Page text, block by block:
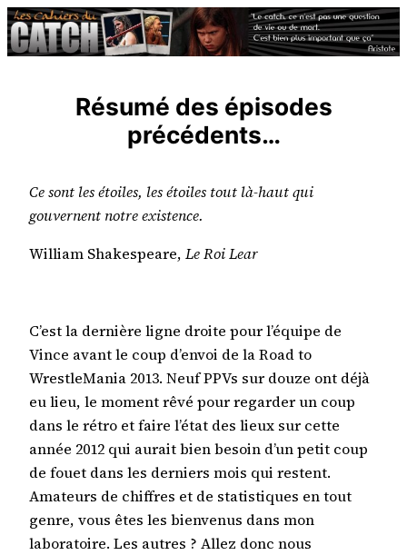
Aller
au
Résumé des épisodes
précédents…
Ce sont les étoiles, les étoiles tout là-haut qui
gouvernent notre existence.
William Shakespeare, Le Roi Lear
C’est la dernière ligne droite pour l’équipe de
Vince avant le coup d’envoi de la Road to
WrestleMania 2013. Neuf PPVs sur douze ont déjà
eu lieu, le moment rêvé pour regarder un coup
dans le rétro et faire l’état des lieux sur cette
année 2012 qui aurait bien besoin d’un petit coup
de fouet dans les derniers mois qui restent.
Amateurs de chiffres et de statistiques en tout
genre, vous êtes les bienvenus dans mon
laboratoire. Les autres ? Allez donc nous